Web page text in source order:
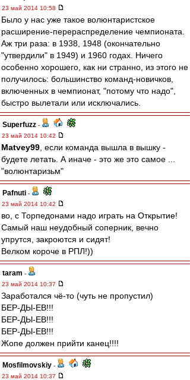
23 май 2014 10:58
Было у нас уже такое волюнтаристское
расширение-перераспределение чемпионата.
Аж три раза: в 1938, 1948 (окончательно
"утвердили" в 1949) и 1960 годах. Ничего
особенно хорошего, как ни странно, из этого не
получилось: большинство команд-новичков,
включенных в чемпионат, "потому что надо",
быстро вылетали или исключались.
Superfuzz -
23 май 2014 10:42
Matvey99 , если команда вышла в вышку -
будете летать. А иначе - это же это самое ...
"волюнтаризьм"
Pafnuti -
23 май 2014 10:42
во, с Торпедонами надо играть на Открытие!
Самый наш неудобный соперник, вечно
упрутся, закроются и сидят!
Велком короче в РПЛ!))
taram -
23 май 2014 10:37
Заработался чё-то (чуть не пропустил)
БЕР-ДЫ-ЕВ!!!
БЕР-ДЫ-ЕВ!!!
БЕР-ДЫ-ЕВ!!!
Жопе должен прийти канец!!!!
Mosfilmovskiy -
23 май 2014 10:37